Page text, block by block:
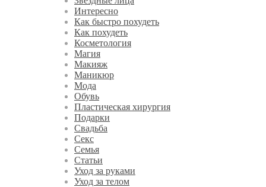
Интересно
Как быстро похудеть
Как похудеть
Косметология
Магия
Макияж
Маникюр
Мода
Обувь
Пластическая хирургия
Подарки
Свадьба
Секс
Семья
Статьи
Уход за руками
Уход за телом